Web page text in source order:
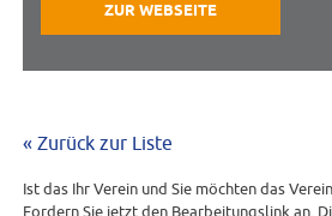
ZUR WEBSEITE
« Zurück zur Liste
Ist das Ihr Verein und Sie möchten das
Fordern Sie jetzt den Bearbeitungslink an.